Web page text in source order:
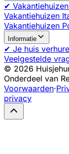
✔
Vakantiehuizen
Vakantiehuizen
Informatie
✔ Je huis
Veelgestelde
© 2026
Onderdeel van
Voorwaarden·
privacy